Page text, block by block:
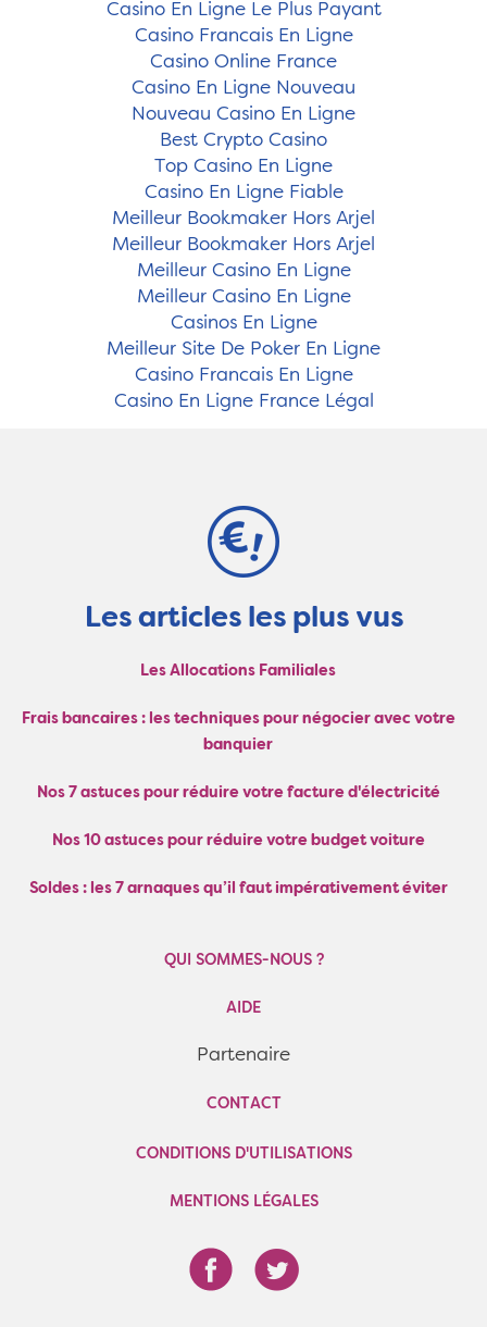
Casino En Ligne Le Plus Payant
Casino Francais En Ligne
Casino Online France
Casino En Ligne Nouveau
Nouveau Casino En Ligne
Best Crypto Casino
Top Casino En Ligne
Casino En Ligne Fiable
Meilleur Bookmaker Hors Arjel
Meilleur Bookmaker Hors Arjel
Meilleur Casino En Ligne
Meilleur Casino En Ligne
Casinos En Ligne
Meilleur Site De Poker En Ligne
Casino Francais En Ligne
Casino En Ligne France Légal
Les articles les plus vus
Les Allocations Familiales
Frais bancaires : les techniques pour négocier avec votre
banquier
Nos 7 astuces pour réduire votre facture d'électricité
Nos 10 astuces pour réduire votre budget voiture
Soldes : les 7 arnaques qu’il faut impérativement éviter
QUI SOMMES-NOUS ?
AIDE
Partenaire
CONTACT
CONDITIONS D'UTILISATIONS
MENTIONS LÉGALES